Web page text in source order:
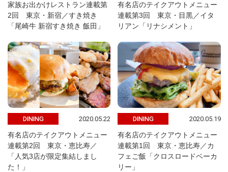
家族お出かけレストラン連載第
2回 東京・新宿／すき焼き
「尾崎牛 新宿すき焼き 飯田」
有名店のテイクアウトメニュー
連載第3回 東京・目黒／イタ
リアン「リナシメント」
DINING 2020.05.22
有名店のテイクアウトメニュー
連載第2回 東京・恵比寿／
「人気3店が限定集結しまし
た！」
DINING 2020.05.19
有名店のテイクアウトメニュー
連載第1回 東京・恵比寿／カ
フェご飯「クロスロードベーカ
リー」